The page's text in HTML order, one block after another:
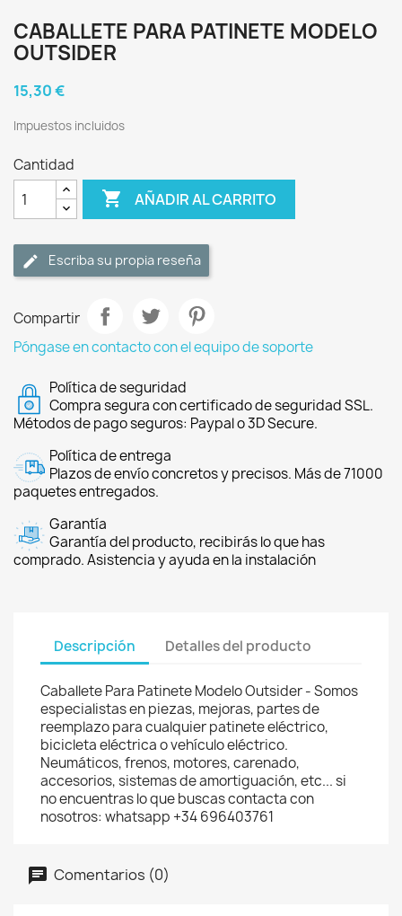
CABALLETE PARA PATINETE MODELO
OUTSIDER
15,30 €
Impuestos incluidos
Cantidad
 AÑADIR AL CARRITO
Escriba su propia reseña
Compartir
Póngase en contacto con el equipo de soporte
Política de seguridad
Compra segura con certificado de seguridad SSL.
Métodos de pago seguros: Paypal o 3D Secure.
Política de entrega
Plazos de envío concretos y precisos. Más de 71000
paquetes entregados.
Garantía
Garantía del producto, recibirás lo que has
comprado. Asistencia y ayuda en la instalación
Descripción Detalles del producto
Caballete Para Patinete Modelo Outsider - Somos
especialistas en piezas, mejoras, partes de
reemplazo para cualquier patinete eléctrico,
bicicleta eléctrica o vehículo eléctrico.
Neumáticos, frenos, motores, carenado,
accesorios, sistemas de amortiguación, etc... si
no encuentras lo que buscas contacta con
nosotros: whatsapp +34 696403761
Comentarios (0)